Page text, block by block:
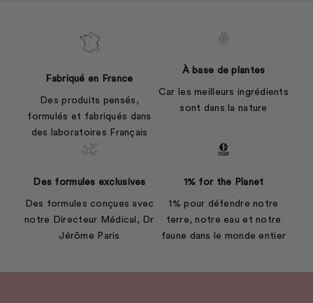
Fabriqué en France
Des produits pensés,
formulés et fabriqués dans
des laboratoires Français
À base de plantes
Car les meilleurs ingrédients
sont dans la nature
Des formules exclusives
Des formules conçues avec
notre Directeur Médical, Dr
Jérôme Paris
1% for the Planet
1% pour défendre notre
terre, notre eau et notre
faune dans le monde entier